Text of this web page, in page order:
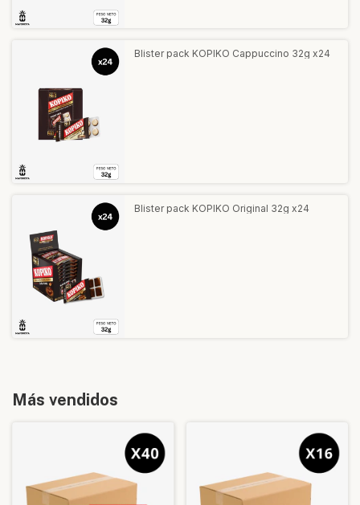
Blister pack KOPIKO Cappuccino 32g x24
Blister pack KOPIKO Original 32g x24
Más vendidos